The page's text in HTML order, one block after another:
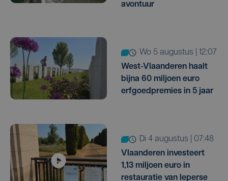
avontuur
wo 5 augustus | 12:07
West-Vlaanderen haalt
bijna 60 miljoen euro
erfgoedpremies in 5 jaar
di 4 augustus | 07:48
Vlaanderen investeert
1,13 miljoen euro in
restauratie van Ieperse